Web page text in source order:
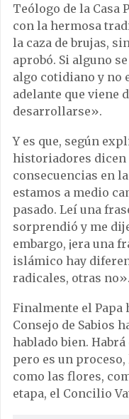
Teólogo de la Casa
con la hermosa
la caza de brujas,
aprobó. Si alguno
algo cotidiano y no
adelante que viene
desarrollarse».
Y es que, según
historiadores dicen
consecuencias en
estamos a medio
pasado. Leí una
sorprendió y me
embargo, ¡era una
islámico hay
radicales, otras no».
Finalmente el Papa
Consejo de Sabios
hablado bien.
pero es un
como las flores,
etapa, el Concilio